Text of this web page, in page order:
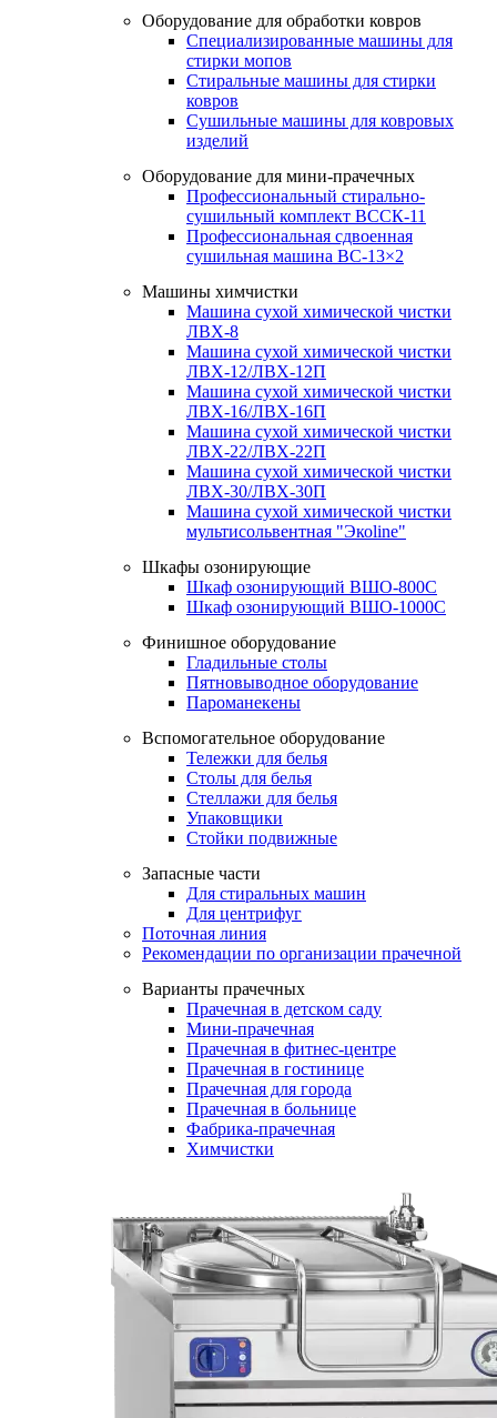
Оборудование для обработки ковров
Специализированные машины для
стирки мопов
Стиральные машины для стирки
ковров
Сушильные машины для ковровых
изделий
Оборудование для мини-прачечных
Профессиональный стирально-
сушильный комплект ВССК-11
Профессиональная сдвоенная
сушильная машина ВС-13×2
Машины химчистки
Машина сухой химической чистки
ЛВХ-8
Машина сухой химической чистки
ЛВХ-12/ЛВХ-12П
Машина сухой химической чистки
ЛВХ-16/ЛВХ-16П
Машина сухой химической чистки
ЛВХ-22/ЛВХ-22П
Машина сухой химической чистки
ЛВХ-30/ЛВХ-30П
Машина сухой химической чистки
мультисольвентная "Экоline"
Шкафы озонирующие
Шкаф озонирующий ВШО-800С
Шкаф озонирующий ВШО-1000С
Финишное оборудование
Гладильные столы
Пятновыводное оборудование
Пароманекены
Вспомогательное оборудование
Тележки для белья
Столы для белья
Стеллажи для белья
Упаковщики
Стойки подвижные
Запасные части
Для стиральных машин
Для центрифуг
Поточная линия
Рекомендации по организации прачечной
Варианты прачечных
Прачечная в детском саду
Мини-прачечная
Прачечная в фитнес-центре
Прачечная в гостинице
Прачечная для города
Прачечная в больнице
Фабрика-прачечная
Химчистки